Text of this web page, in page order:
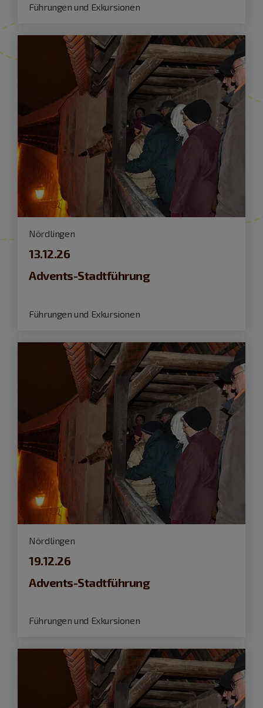
Führungen und Exkursionen
Nördlingen
13.12.26
Advents-Stadtführung
Führungen und Exkursionen
Nördlingen
19.12.26
Advents-Stadtführung
Führungen und Exkursionen